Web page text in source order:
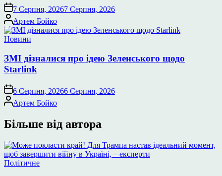
7 Серпня, 20267 Серпня, 2026
Опубліковано
Артем Бойко
Опублікувати
Новини
ЗМІ дізналися про ідею Зеленського щодо
Starlink
6 Серпня, 20266 Серпня, 2026
Опубліковано
Артем Бойко
Більше від автора
Опублікувати
Політичне